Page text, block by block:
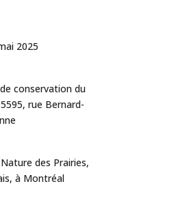
2025
conservation du
rue Bernard-
des Prairies,
à Montréal